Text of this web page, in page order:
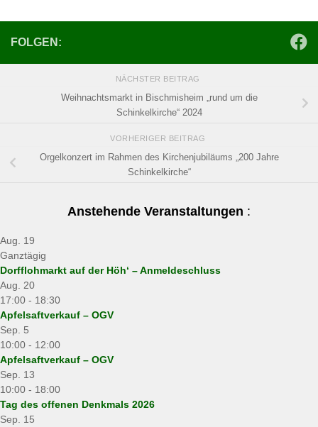
FOLGEN:
NÄCHSTER BEITRAG
Weihnachtsmarkt in Bischmisheim „rund um die
Schinkelkirche“ 2024
VORHERIGER BEITRAG
Orgelkonzert im Rahmen des Kirchenjubiläums „200 Jahre
Schinkelkirche“
Anstehende Veranstaltungen :
Aug. 19
Ganztägig
Dorfflohmarkt auf der Höh‘ – Anmeldeschluss
Aug. 20
17:00 - 18:30
Apfelsaftverkauf – OGV
Sep. 5
10:00 - 12:00
Apfelsaftverkauf – OGV
Sep. 13
10:00 - 18:00
Tag des offenen Denkmals 2026
Sep. 15